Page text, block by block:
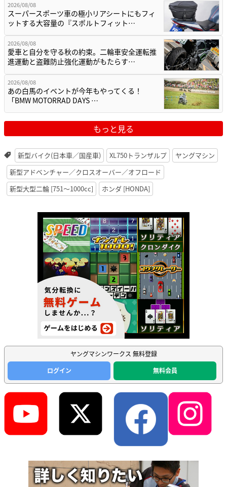
2026/08/08
スーパースポーツ車の極小リアシートにもフィ
ットする大容量の『スポルトフィット…
2026/08/08
愛車と自分を守る秋の約束。二輪車安全運転推
進運動と盗難防止強化運動がもたらす…
2026/08/08
あの白馬のイベントが今年もやってくる！
「BMW MOTORRAD DAYS …
もっと見る
新型バイク(日本車／国産車) XL750トランザルプ
ヤングマシン
新型アドベンチャー／クロスオーバー／オフロード
新型大型二輪 [751〜1000cc]
ホンダ [HONDA]
ヤングマシンワークス 無料登録
ログイン
無料会員